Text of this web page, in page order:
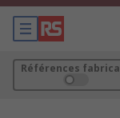
Références